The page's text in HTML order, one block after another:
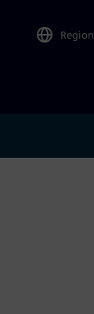
Region